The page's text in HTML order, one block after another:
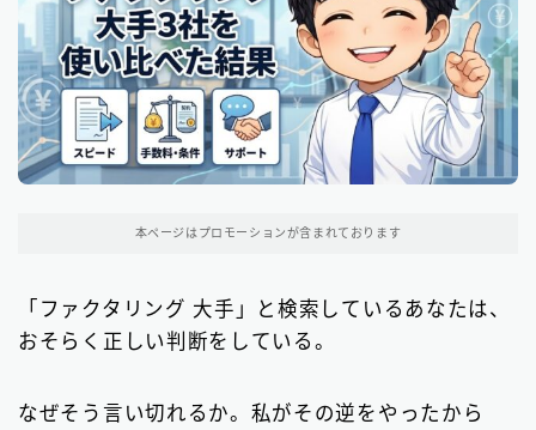
あわせて読みたい
【2026年8月最新】ファクタリング業者一覧
（66選）
関東地方のファクタリング会社 199
東京都のファクタリング会社 193
近畿地方のファクタリング会社 13
九州地方のファクタリング会社 10
本ページはプロモーションが含まれております
「ファクタリング 大手」と検索しているあなたは、
おそらく正しい判断をしている。
なぜそう言い切れるか。私がその逆をやったから